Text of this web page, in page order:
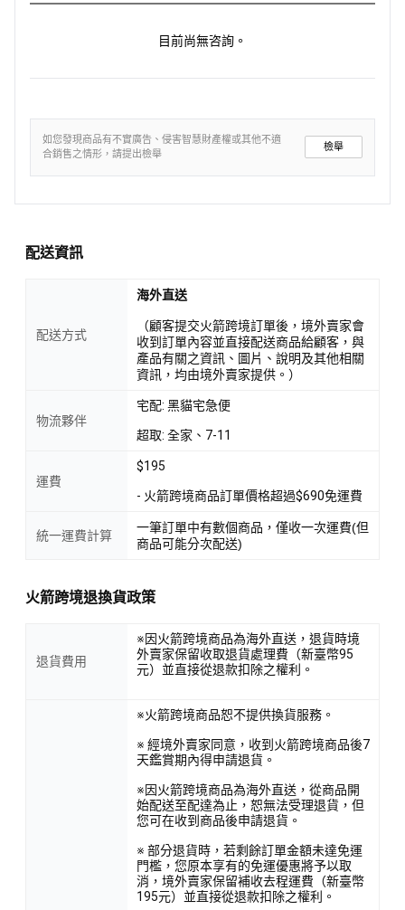
目前尚無咨詢。
如您發現商品有不實廣告、侵害智慧財產權或其他不適
合銷售之情形，請提出檢舉
檢舉
配送資訊
配送方式
海外直送
（顧客提交火箭跨境訂單後，境外賣家會
收到訂單內容並直接配送商品給顧客，與
產品有關之資訊、圖片、說明及其他相關
資訊，均由境外賣家提供。）
物流夥伴
宅配: 黑貓宅急便
超取: 全家、7-11
運費
$195
- 火箭跨境商品訂單價格超過$690免運費
統一運費計算
一筆訂單中有數個商品，僅收一次運費(但
商品可能分次配送)
火箭跨境退換貨政策
退貨費用
※因火箭跨境商品為海外直送，退貨時境
外賣家保留收取退貨處理費（新臺幣95
元）並直接從退款扣除之權利。
※火箭跨境商品恕不提供換貨服務。
※ 經境外賣家同意，收到火箭跨境商品後7
天鑑賞期內得申請退貨。
※因火箭跨境商品為海外直送，從商品開
始配送至配達為止，恕無法受理退貨，但
您可在收到商品後申請退貨。
※ 部分退貨時，若剩餘訂單金額未達免運
門檻，您原本享有的免運優惠將予以取
消，境外賣家保留補收去程運費（新臺幣
195元）並直接從退款扣除之權利。